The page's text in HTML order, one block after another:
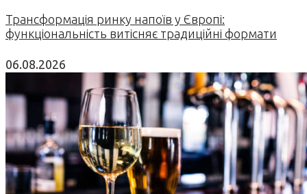
Трансформація ринку напоїв у Європі:
функціональність витісняє традиційні формати
06.08.2026